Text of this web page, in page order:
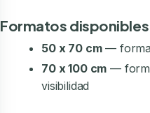
Formatos disponibles
50 x 70 cm—
70 x 100 cm —
visibilidad